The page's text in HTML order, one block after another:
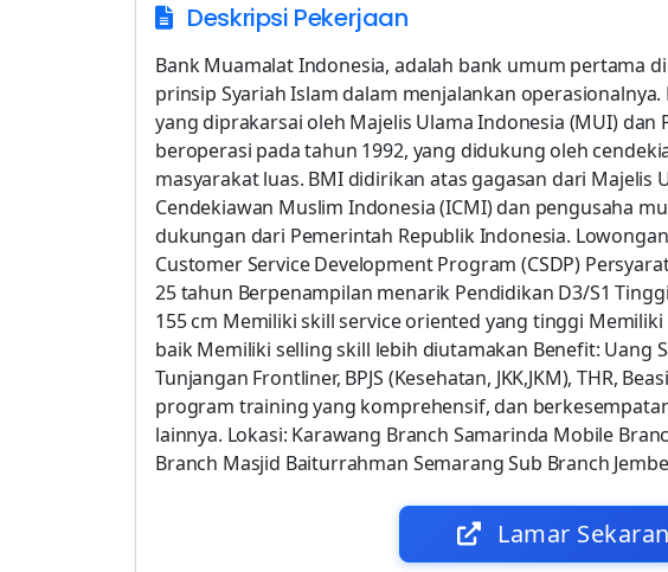
Deskripsi Pekerjaan
Bank Muamalat Indonesia, adalah bank umum pertama
prinsip Syariah Islam dalam menjalankan
yang diprakarsai oleh Majelis Ulama Indonesia (MUI) dan
beroperasi pada tahun 1992, yang didukung oleh
masyarakat luas. BMI didirikan atas gagasan dari Majelis
Cendekiawan Muslim Indonesia (ICMI) dan pengusaha
dukungan dari Pemerintah Republik Indonesia.
Customer Service Development Program (CSDP)
25 tahun Berpenampilan menarik Pendidikan D3/S1
155 cm Memiliki skill service oriented yang tinggi
baik Memiliki selling skill lebih diutamakan Benefit: Uang
Tunjangan Frontliner, BPJS (Kesehatan, JKK,JKM), THR,
program training yang komprehensif, dan
lainnya. Lokasi: Karawang Branch Samarinda Mobile
Branch Masjid Baiturrahman Semarang Sub Branch
Lamar